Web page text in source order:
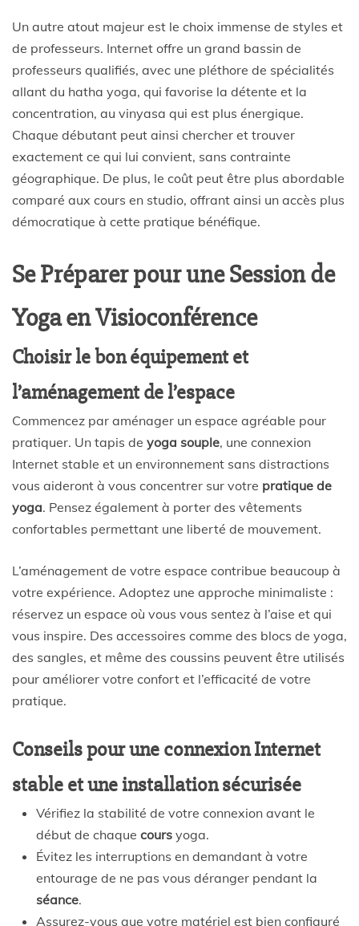
Un autre atout majeur est le choix immense de styles et
de professeurs. Internet offre un grand bassin de
professeurs qualifiés, avec une pléthore de spécialités
allant du hatha yoga, qui favorise la détente et la
concentration, au vinyasa qui est plus énergique.
Chaque débutant peut ainsi chercher et trouver
exactement ce qui lui convient, sans contrainte
géographique. De plus, le coût peut être plus abordable
comparé aux cours en studio, offrant ainsi un accès plus
démocratique à cette pratique bénéfique.
Se Préparer pour une Session de
Yoga en Visioconférence
Choisir le bon équipement et
l’aménagement de l’espace
Commencez par aménager un espace agréable pour
pratiquer. Un tapis de yoga souple, une connexion
Internet stable et un environnement sans distractions
vous aideront à vous concentrer sur votre pratique de
yoga. Pensez également à porter des vêtements
confortables permettant une liberté de mouvement.
L’aménagement de votre espace contribue beaucoup à
votre expérience. Adoptez une approche minimaliste :
réservez un espace où vous vous sentez à l’aise et qui
vous inspire. Des accessoires comme des blocs de yoga,
des sangles, et même des coussins peuvent être utilisés
pour améliorer votre confort et l’efficacité de votre
pratique.
Conseils pour une connexion Internet
stable et une installation sécurisée
Vérifiez la stabilité de votre connexion avant le
début de chaque cours yoga.
Évitez les interruptions en demandant à votre
entourage de ne pas vous déranger pendant la
séance.
Assurez-vous que votre matériel est bien configuré